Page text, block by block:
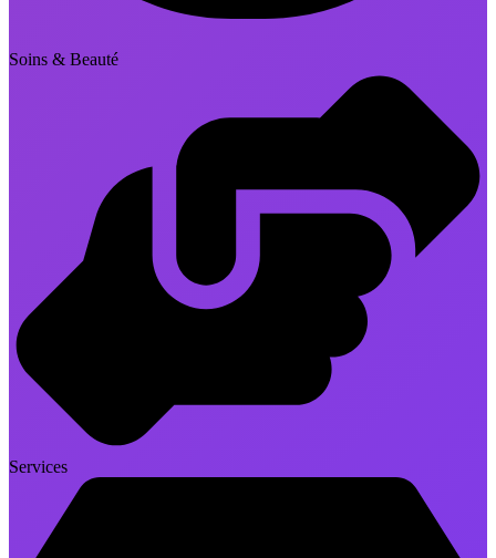
Soins & Beauté
Services